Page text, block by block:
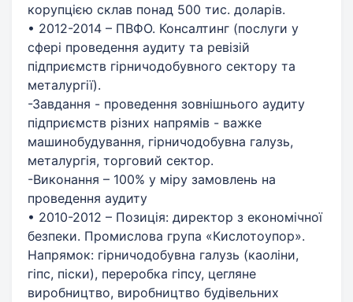
корупцією склав понад 500 тис. доларів.
• 2012-2014 – ПВФО. Консалтинг (послуги у
сфері проведення аудиту та ревізій
підприємств гірничодобувного сектору та
металургії).
-Завдання - проведення зовнішнього аудиту
підприємств різних напрямів - важке
машинобудування, гірничодобувна галузь,
металургія, торговий сектор.
-Виконання – 100% у міру замовлень на
проведення аудиту
• 2010-2012 – Позиція: директор з економічної
безпеки. Промислова група «Кислотоупор».
Напрямок: гірничодобувна галузь (каоліни,
гіпс, піски), переробка гіпсу, цегляне
виробництво, виробництво будівельних